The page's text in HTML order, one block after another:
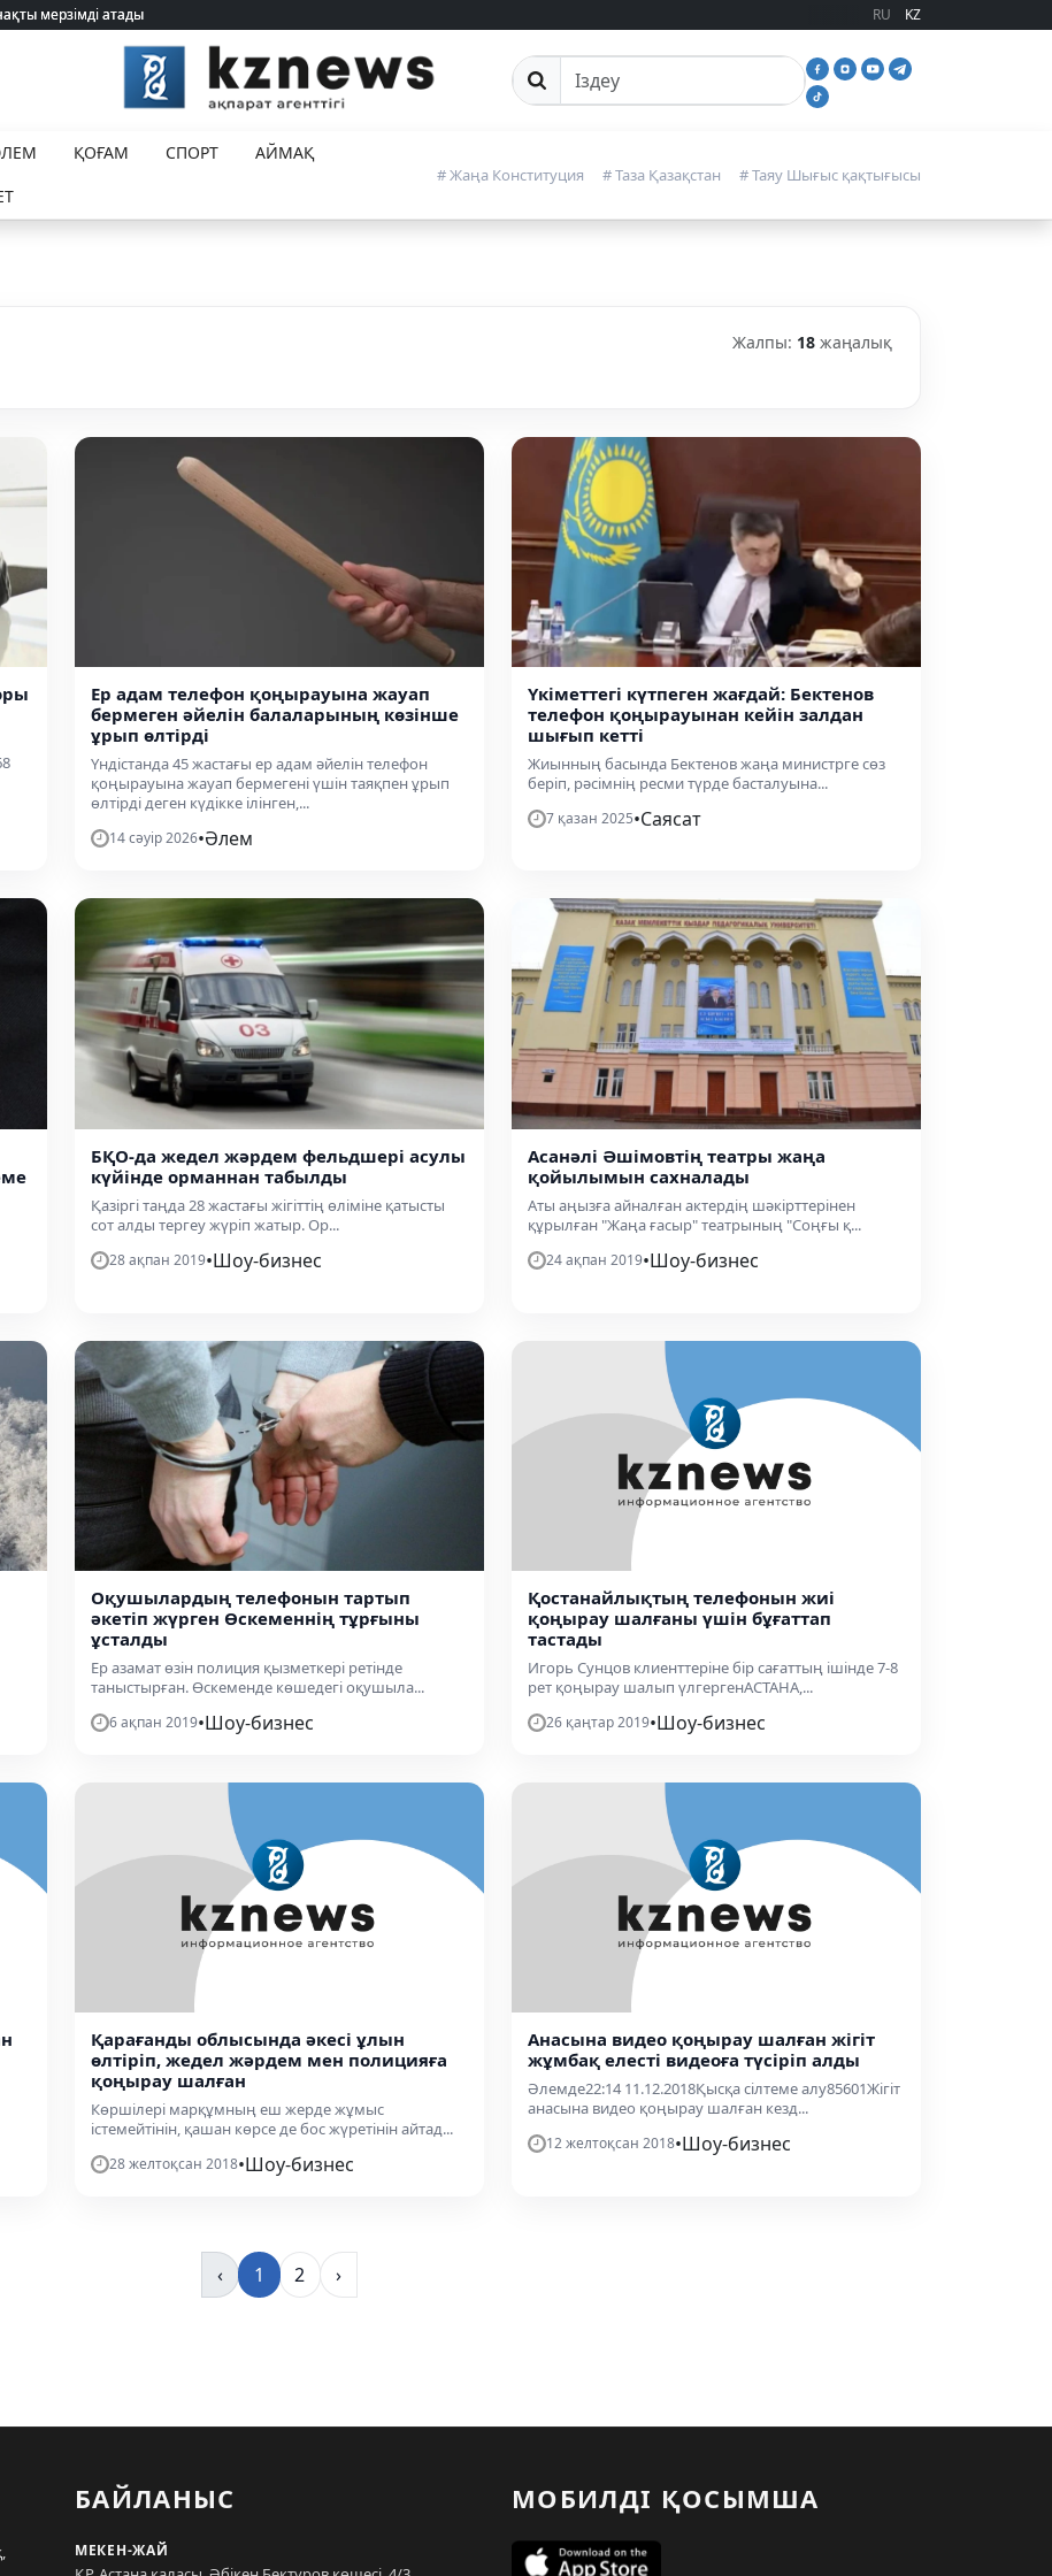
мерзімді атады
мерзімді атады RU KZ
Сайттан іздеу
ҚОҒАМ СПОРТ
АЙМАҚ
# Жаңа Конституция # Таза Қазақстан # Таяу Шығыс қақтығысы
Жалпы: 18 жаңалық
Ер адам телефон қоңырауына жауап
бермеген әйелін балаларының көзінше
ұрып өлтірді
Үндістанда 45 жастағы ер адам әйелін телефон
қоңырауына жауап бермегені үшін таяқпен ұрып
өлтірді деген күдікке ілінген,...
14 сәуір 2026•Әлем
Үкіметтегі күтпеген жағдай: Бектенов
телефон қоңырауынан кейін залдан
шығып кетті
Жиынның басында Бектенов жаңа министрге сөз
беріп, рәсімнің ресми түрде басталуына...
7 қазан 2025•Саясат
БҚО-да жедел жәрдем фельдшері асулы
күйінде орманнан табылды
Қазіргі таңда 28 жастағы жігіттің өліміне қатысты
сот алды тергеу жүріп жатыр. Ор...
28 ақпан 2019•Шоу-бизнес
Асанәлі Әшімовтің театры жаңа
қойылымын сахналады
Аты аңызға айналған актердің шәкірттерінен
құрылған "Жаңа ғасыр" театрының "Соңғы қ...
24 ақпан 2019•Шоу-бизнес
Оқушылардың телефонын тартып
әкетіп жүрген Өскеменнің тұрғыны
ұсталды
Ер азамат өзін полиция қызметкері ретінде
таныстырған. Өскеменде көшедегі оқушыла...
6 ақпан 2019•Шоу-бизнес
Қостанайлықтың телефонын жиі
қоңырау шалғаны үшін бұғаттап
тастады
Игорь Сунцов клиенттеріне бір сағаттың ішінде 7-8
рет қоңырау шалып үлгергенАСТАНА,...
26 қаңтар 2019•Шоу-бизнес
Қарағанды облысында әкесі ұлын
өлтіріп, жедел жәрдем мен полицияға
қоңырау шалған
Көршілері марқұмның еш жерде жұмыс
істемейтінін, қашан көрсе де бос жүретінін айтад...
28 желтоқсан 2018•Шоу-бизнес
Анасына видео қоңырау шалған жігіт
жұмбақ елесті видеоға түсіріп алды
Әлемде22:14 11.12.2018Қысқа сілтеме алу85601Жігіт
анасына видео қоңырау шалған кезд...
12 желтоқсан 2018•Шоу-бизнес
‹ 1 2 ›
БАЙЛАНЫС
МЕКЕН-ЖАЙ
МОБИЛДІ ҚОСЫМША